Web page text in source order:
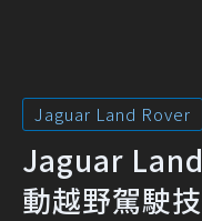
Jaguar Land Rover
Jaguar
動越野駕駛